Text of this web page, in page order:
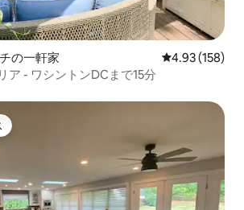
の一軒家 レビュー158
4.93 (158)
ア - ワシントンDCまで15分
イスです。